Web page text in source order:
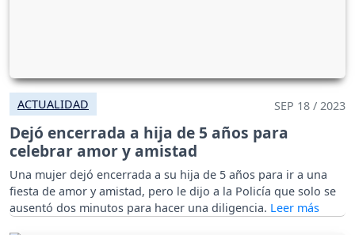
ACTUALIDAD SEP 18 / 2023
Dejó encerrada a hija de 5 años para
celebrar amor y amistad
Una mujer dejó encerrada a su hija de 5 años para ir a una
fiesta de amor y amistad, pero le dijo a la Policía que solo se
ausentó dos minutos para hacer una diligencia.